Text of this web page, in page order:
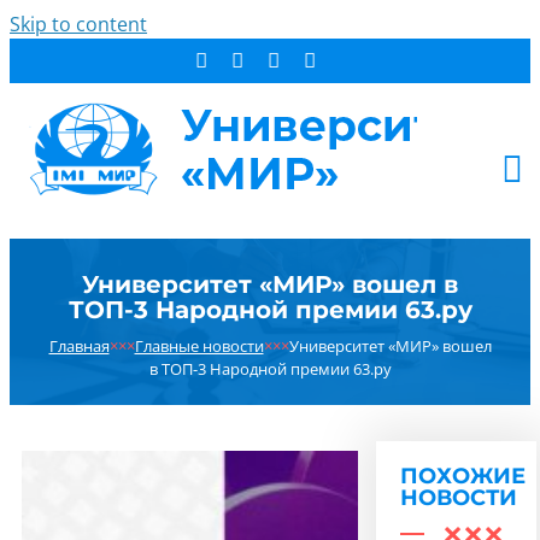
Skip to content
СТУДЕНТУ
ДОПОБРАЗОВАНИЕ
ОБ УНИВЕРСИТЕТЕ
НОВОСТИ
РЕЗУЛЬТАТ ПОИСКА:
Университет «МИР» вошел в
ТОП-3 Народной премии 63.ру
Главная×××Главные новости×××Университет «МИР» вошел
в ТОП-3 Народной премии 63.ру
ПОХОЖИЕ
НОВОСТИ